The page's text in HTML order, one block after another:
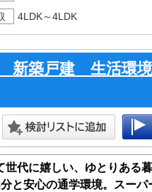
4LDK～4LDK
新築戸建 生活環境
世代に嬉しい、ゆとりある
と安心の通学環境。スーパ